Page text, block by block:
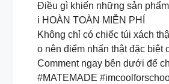
Điều gì khiến những sản
i HOÀN TOÀN MIỄN PHÍ
Không chỉ có chiếc túi xách
o nên điểm nhấn thật đặc biệt
Comment ngay bên dưới để
#MATEMADE